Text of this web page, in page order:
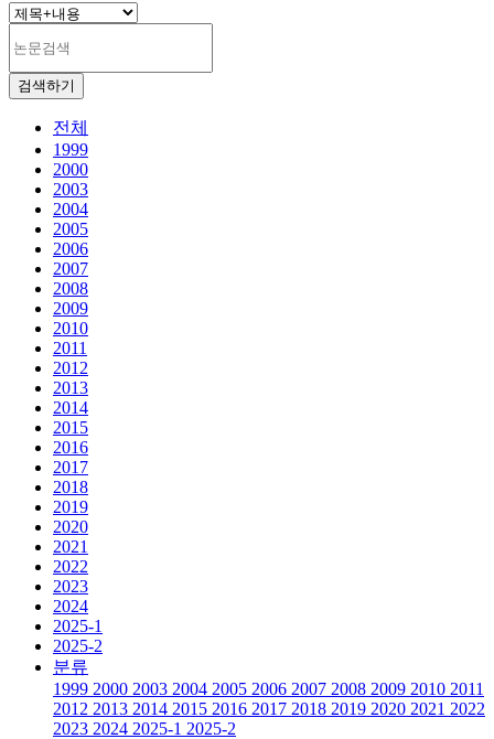
검색하기
전체
1999
2000
2003
2004
2005
2006
2007
2008
2009
2010
2011
2012
2013
2014
2015
2016
2017
2018
2019
2020
2021
2022
2023
2024
2025-1
2025-2
분류
1999 2000 2003 2004 2005 2006 2007 2008 2009 2010 2011
2012 2013 2014 2015 2016 2017 2018 2019 2020 2021 2022
2023 2024 2025-1 2025-2